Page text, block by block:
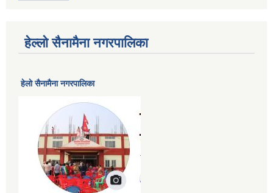
हेल्लो सैनामैना नगरपालिका
हेलाे सैनामैना नगरपालिका